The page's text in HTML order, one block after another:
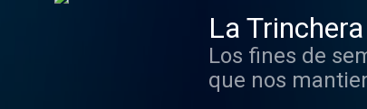
La
Los fines de
que nos